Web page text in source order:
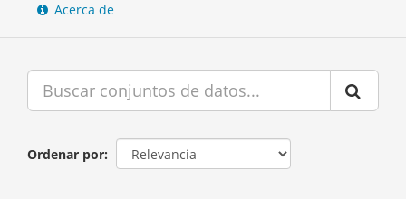
Acerca de
Ordenar por